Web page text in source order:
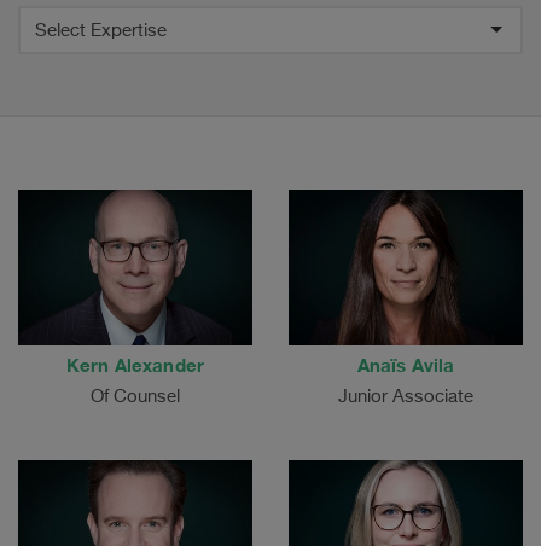
Kern Alexander
Of Counsel
Anaïs Avila
Junior Associate